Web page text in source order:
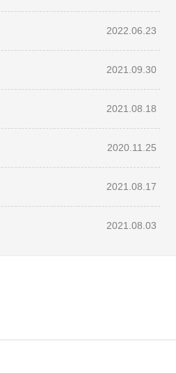
2022.06.23
2021.09.30
2021.08.18
2020.11.25
2021.08.17
2021.08.03